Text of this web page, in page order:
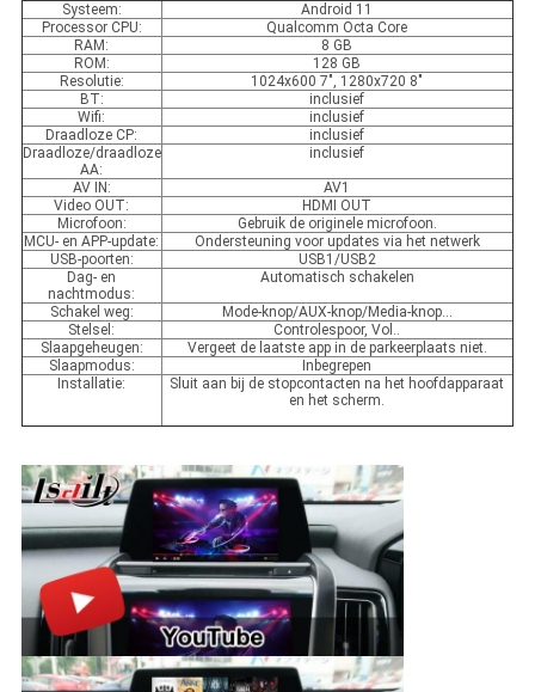
Systeem:
Android 11
Processor CPU:
Qualcomm Octa Core
RAM:
8 GB
ROM:
128 GB
Resolutie:
1024x600 7", 1280x720 8"
BT:
inclusief
Wifi:
inclusief
Draadloze CP:
inclusief
Draadloze/draadloze
AA:
inclusief
AV IN:
AV1
Video OUT:
HDMI OUT
Microfoon:
Gebruik de originele microfoon.
MCU- en APP-update:
Ondersteuning voor updates via het netwerk
USB-poorten:
USB1/USB2
Dag- en
nachtmodus:
Automatisch schakelen
Schakel weg:
Mode-knop/AUX-knop/Media-knop...
Stelsel:
Controlespoor, Vol..
Slaapgeheugen:
Vergeet de laatste app in de parkeerplaats niet.
Slaapmodus:
Inbegrepen
Installatie:
Sluit aan bij de stopcontacten na het hoofdapparaat
en het scherm.